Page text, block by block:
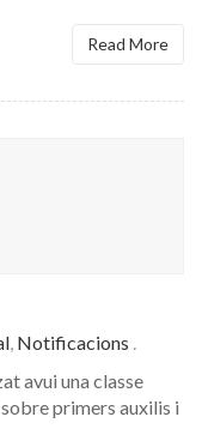
Read More
, Notificacions .
avui una classe
primers auxilis i